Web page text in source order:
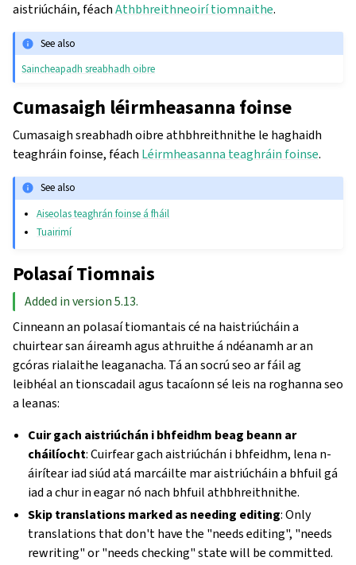
aistriúcháin, féachAthbhreithneoirí tiomnaithe.
See also
Saincheapadh sreabhadh oibre
Cumasaigh léirmheasanna foinse
Cumasaigh sreabhadh oibre athbhreithnithe le haghaidh
teaghráin foinse, féach Léirmheasanna teaghráin foinse.
See also
Aiseolas teaghrán foinse á fháil
Tuairimí
Polasaí Tiomnais
Added in version 5.13.
Cinneann an polasaí tiomantais cé na haistriúcháin a
chuirtear san áireamh agus athruithe á ndéanamh ar an
gcóras rialaithe leaganacha. Tá an socrú seo ar fáil ag
leibhéal an tionscadail agus tacaíonn sé leis na roghanna seo
a leanas:
Cuir gach aistriúchán i bhfeidhm beag beann ar
cháilíocht: Cuirfear gach aistriúchán i bhfeidhm, lena n-
áirítear iad siúd atá marcáilte mar aistriúcháin a bhfuil gá
iad a chur in eagar nó nach bhfuil athbhreithnithe.
Skip translations marked as needing editing: Only
translations that don't have the "needs editing", "needs
rewriting" or "needs checking" state will be committed.